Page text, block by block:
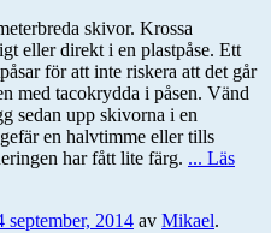
skivor. Krossa
eller direkt i en plastpåse. Ett
för att inte riskera att det går
med tacokrydda i påsen. Vänd
sedan upp skivorna i en
en halvtimme eller tills
har fått lite färg. ... Läs
september, 2014 av Mikael.